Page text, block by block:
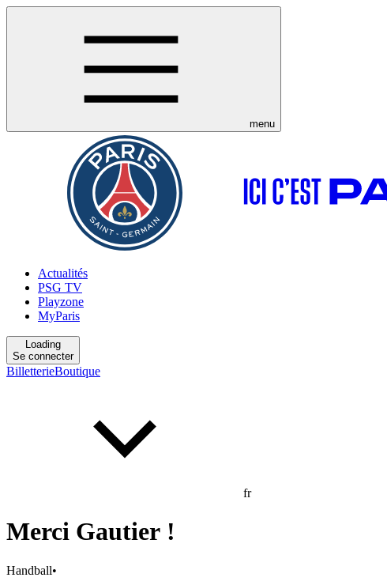
menu
Actualités
PSG TV
Playzone
MyParis
Loading
Se connecter
BilletterieBoutique
fr
Merci Gautier !
Handball•